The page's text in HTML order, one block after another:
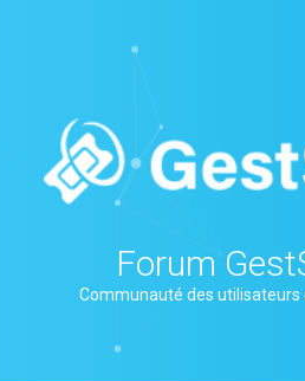
Forum
Communauté des utilisateurs